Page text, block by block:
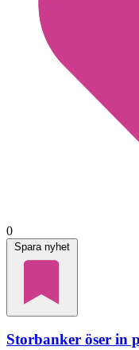
0
Spara nyhet
Storbanker öser in